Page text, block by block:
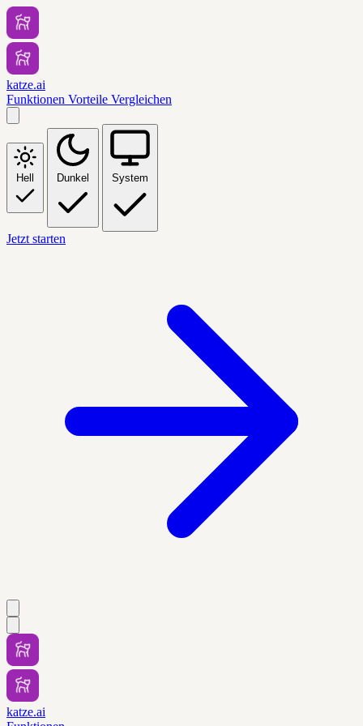
katze.ai
Funktionen Vorteile Vergleichen
Hell Dunkel System
Jetzt starten
katze.ai